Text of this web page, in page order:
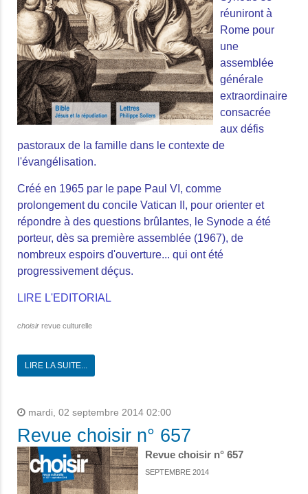
réuniront à
Rome pour
une
assemblée
générale
extraordinaire
consacrée
aux défis
pastoraux de la famille dans le contexte de
l'évangélisation.
Créé en 1965 par le pape Paul VI, comme
prolongement du concile Vatican II, pour orienter et
répondre à des questions brûlantes, le Synode a été
porteur, dès sa première assemblée (1967), de
nombreux espoirs d'ouverture... qui ont été
progressivement déçus.
LIRE L'EDITORIAL
choisir revue culturelle
LIRE LA SUITE...
mardi, 02 septembre 2014 02:00
Revue choisir n° 657
Revue choisir n° 657
SEPTEMBRE 2014